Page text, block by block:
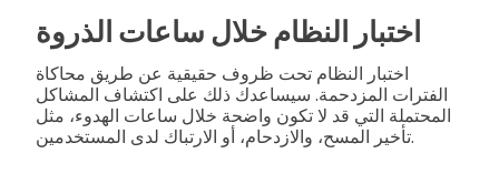
اختبار النظام خلال ساعات الذروة
اختبار النظام تحت ظروف حقيقية عن طريق محاكاة
الفترات المزدحمة. سيساعدك ذلك على اكتشاف المشاكل
المحتملة التي قد لا تكون واضحة خلال ساعات الهدوء، مثل
تأخير المسح، والازدحام، أو الارتباك لدى المستخدمين.